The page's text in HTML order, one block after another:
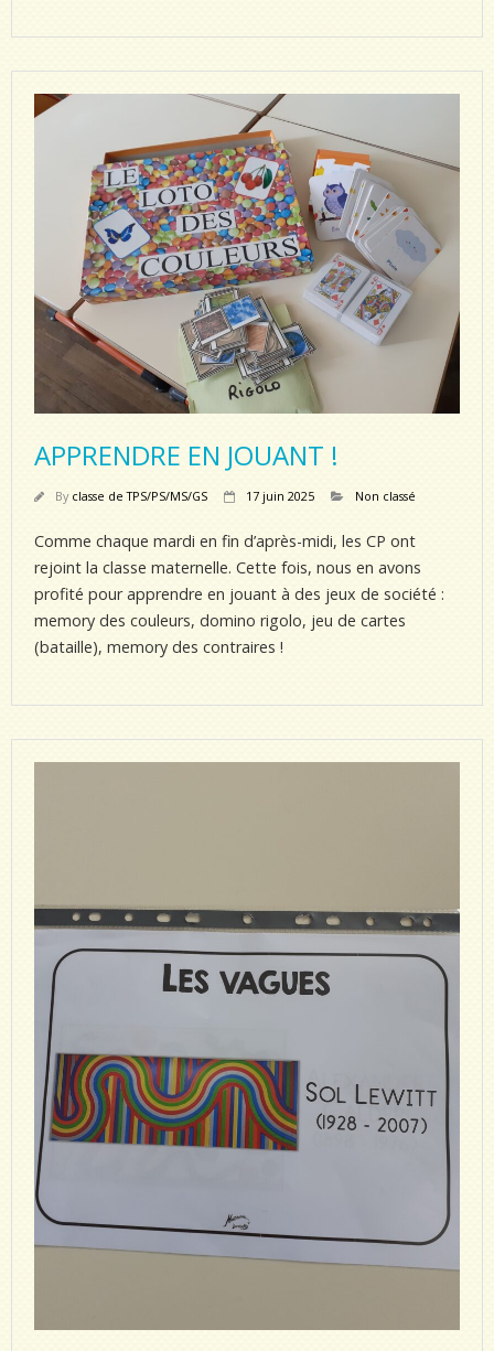
APPRENDRE EN JOUANT !
By classe de TPS/PS/MS/GS 17 juin 2025 Non classé
Comme chaque mardi en fin d’après-midi, les CP ont
rejoint la classe maternelle. Cette fois, nous en avons
profité pour apprendre en jouant à des jeux de société :
memory des couleurs, domino rigolo, jeu de cartes
(bataille), memory des contraires !